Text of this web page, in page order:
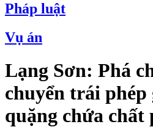
Pháp luật
Vụ án
Lạng Sơn: Phá
chuyển trái phép
quặng chứa chất